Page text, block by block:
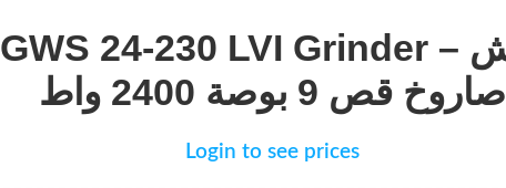
GWS 24-230 LVI Grinder – بوش
صاروخ قص 9 بوصة 2400 واط
Login to see prices